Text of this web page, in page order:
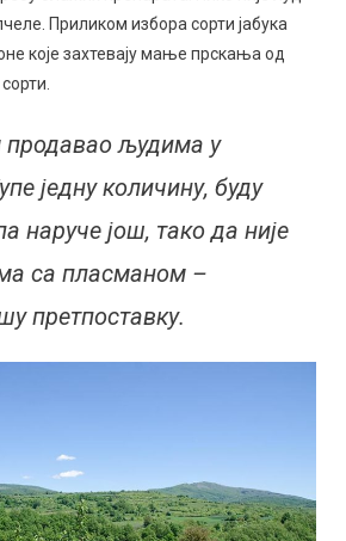
Приликом избора сорти јабука
које захтевају мање прскања од
продавао људима у
једну количину, буду
наруче још, тако да није
са пласманом –
претпоставку.